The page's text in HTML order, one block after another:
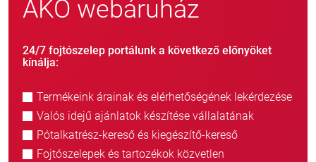
AKO webáruház
24/7 fojtószelep portálunk a következő előnyöket
kínálja:
Termékeink árainak és elérhetőségének lekérdezése
Valós idejű ajánlatok készítése vállalatának
Pótalkatrész-kereső és kiegészítő-kereső
Fojtószelepek és tartozékok közvetlen